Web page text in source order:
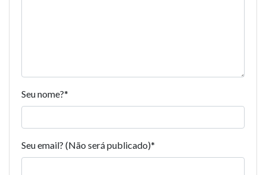
Seu nome?*
Seu email? (Não será publicado)*